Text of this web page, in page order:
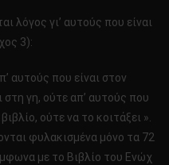
λόγος γι’ αυτούς που είναι
3):
αυτούς που είναι στον
στη γη, ούτε απ’ αυτούς που
ούτε να το κοιτάξει ».
φυλακισμένα μόνο τα 72
με το Βιβλίο του Ενώχ